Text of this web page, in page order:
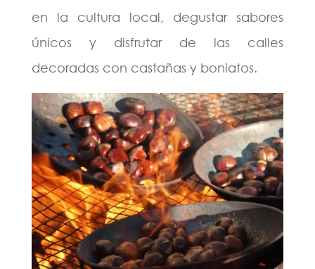
en la cultura local, degustar sabores
únicos y disfrutar de las calles
decoradas con castañas y boniatos.